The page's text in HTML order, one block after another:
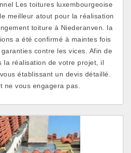
Les toitures luxembourgeoise
meilleur atout pour la réalisation
toiture à Niederanven. la
a été confirmé à maintes fois
contre les vices. Afin de
la réalisation de votre projet, il
établissant un devis détaillé.
ne vous engagera pas.